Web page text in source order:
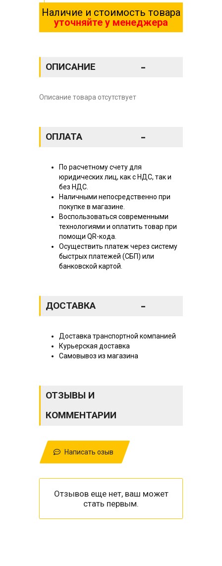
Наличие и стоимость товара
уточняйте у менеджера
ОПИСАНИЕ -
Описание товара отсутствует
ОПЛАТА -
По расчетному счету для
юридических лиц, как с НДС, так и
без НДС.
Наличными непосредственно при
покупке в магазине.
Воспользоваться современными
технологиями и оплатить товар при
помощи QR-кода.
Осуществить платеж через систему
быстрых платежей (СБП) или
банковской картой.
ДОСТАВКА -
Доставка транспортной компанией
Курьерская доставка
Самовывоз из магазина
ОТЗЫВЫ И
КОММЕНТАРИИ
Написать озыв
Отзывов еще нет, ваш может
стать первым.